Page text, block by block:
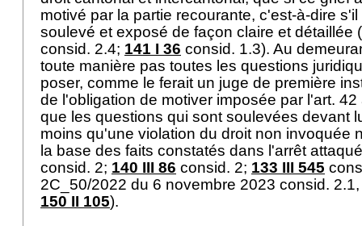
motivé par la partie recourante, c'est-à-dire
soulevé et exposé de façon claire et détaillée (
consid. 2.4; 141 I 36 consid. 1.3). Au
toute manière pas toutes les questions
poser, comme le ferait un juge de première
de l'obligation de motiver imposée par l'art. 42
que les questions qui sont soulevées devant
moins qu'une violation du droit non invoquée
la base des faits constatés dans l'arrêt
consid. 2; 140 III 86 consid. 2; 133 III 545
2C_50/2022 du 6 novembre 2023 consid.
150 II 105).